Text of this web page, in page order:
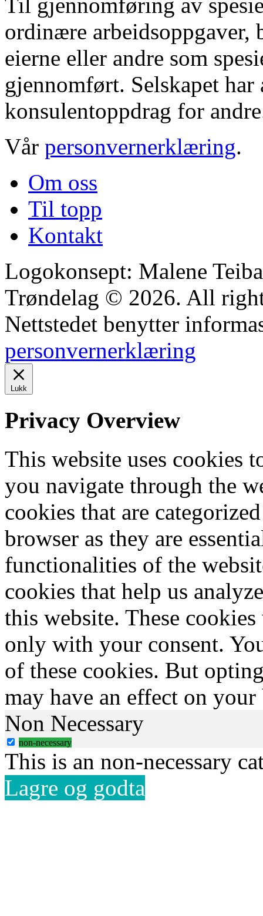
ordinære
eierne eller andre som
gjennomført. Selskapet
konsulentoppdrag for
Vår personvernerklæring.
Om oss
Til topp
Kontakt
Logokonsept: Malene
Trøndelag © 2026. All
Nettstedet benytter
personvernerklæring
Lukk
Privacy Overview
This website uses cookies
you navigate through the
cookies that are
browser as they are
functionalities of the
cookies that help us
this website. These
only with your consent.
of these cookies. But
may have an effect on
Non Necessary
non-necessary
This is an non-necessary
Lagre og godta